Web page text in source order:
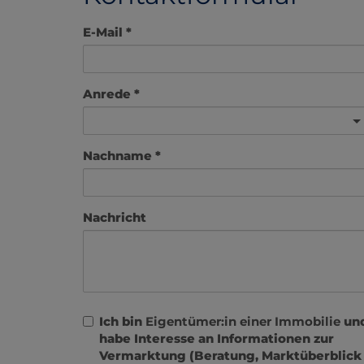
E-Mail
Anrede
Nachname
Nachricht
Ich bin Eigentümer:in einer Immobilie
habe Interesse an Informationen zur
Vermarktung (Beratung, Marktüberblick